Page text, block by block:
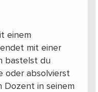
einem
mit einer
bastelst du
oder absolvierst
Dozent in seinem